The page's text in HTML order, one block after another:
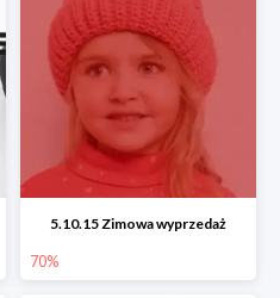
5.10.15 Zimowa wyprzedaż
70%